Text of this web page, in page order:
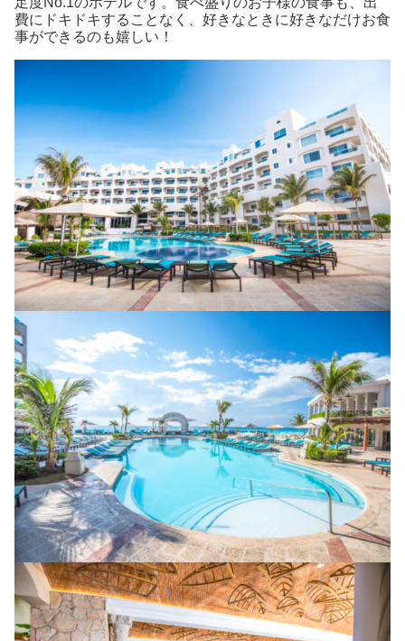
費にドキドキすることなく、好きなときに好きなだけお食
事ができるのも嬉しい！